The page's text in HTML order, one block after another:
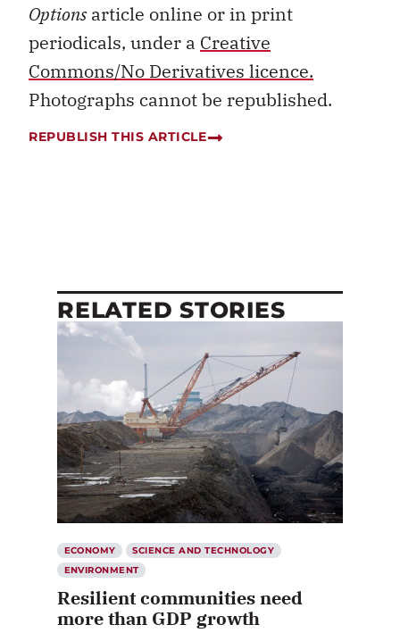
Optionsarticle online or in print
periodicals, under a Creative
Commons/No Derivatives licence.
Photographs cannot be republished.
REPUBLISH THIS ARTICLE
RELATED STORIES
ECONOMY
SCIENCE AND TECHNOLOGY
ENVIRONMENT
Resilient communities need
more than GDP growth